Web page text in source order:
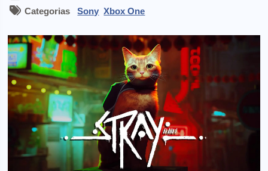
CategoriasSony Xbox One